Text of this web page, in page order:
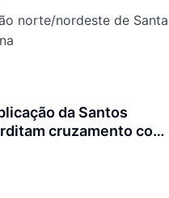
norte/nordeste de Santa
da Santos
cruzamento com